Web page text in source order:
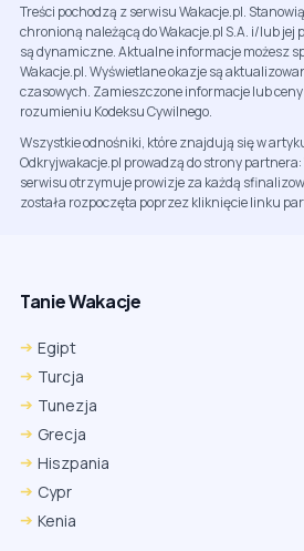
Treści pochodzą z serwisu Wakacje.pl.
chronioną należącą do Wakacje.pl S.A. i/lub jej
są dynamiczne. Aktualne informacje możesz
Wakacje.pl. Wyświetlane okazje są
czasowych. Zamieszczone informacje lub
rozumieniu Kodeksu Cywilnego.
Wszystkie odnośniki, które znajdują się w
Odkryjwakacje.pl prowadzą do strony partnera:
serwisu otrzymuje prowizje za każdą
została rozpoczęta poprzez kliknięcie linku
Tanie Wakacje
Egipt
Turcja
Tunezja
Grecja
Hiszpania
Cypr
Kenia